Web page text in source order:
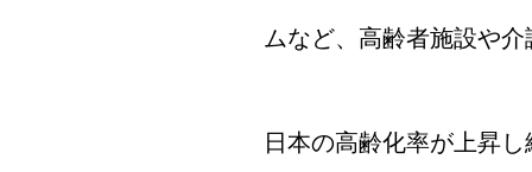
ムなど、高齢者施設や
日本の高齢化率が上昇